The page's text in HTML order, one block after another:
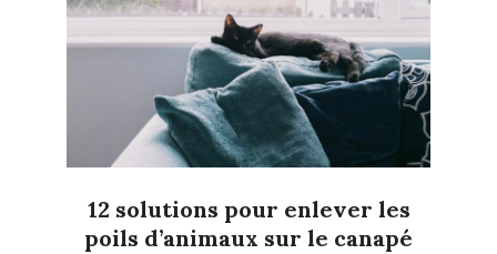
12 solutions pour enlever les
poils d’animaux sur le canapé